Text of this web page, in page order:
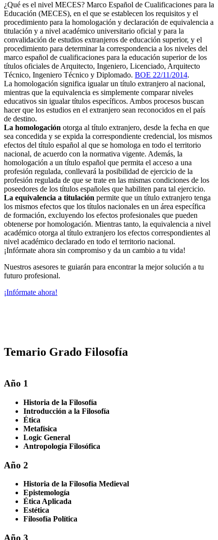
¿Qué es el nivel MECES? Marco Español de Cualificaciones para la
Educación (MECES), en el que se establecen los requisitos y el
procedimiento para la homologación y declaración de equivalencia a
titulación y a nivel académico universitario oficial y para la
convalidación de estudios extranjeros de educación superior, y el
procedimiento para determinar la correspondencia a los niveles del
marco español de cualificaciones para la educación superior de los
títulos oficiales de Arquitecto, Ingeniero, Licenciado, Arquitecto
Técnico, Ingeniero Técnico y Diplomado. BOE 22/11/2014.
La homologación significa igualar un título extranjero al nacional,
mientras que la equivalencia es simplemente comparar niveles
educativos sin igualar títulos específicos. Ambos procesos buscan
hacer que los estudios en el extranjero sean reconocidos en el país
de destino.
La homologación otorga al título extranjero, desde la fecha en que
sea concedida y se expida la correspondiente credencial, los mismos
efectos del título español al que se homologa en todo el territorio
nacional, de acuerdo con la normativa vigente. Además, la
homologación a un título español que permita el acceso a una
profesión regulada, conllevará la posibilidad de ejercicio de la
profesión regulada de que se trate en las mismas condiciones de los
poseedores de los títulos españoles que habiliten para tal ejercicio.
La equivalencia a titulación permite que un título extranjero tenga
los mismos efectos que los títulos nacionales en un área específica
de formación, excluyendo los efectos profesionales que pueden
obtenerse por homologación. Mientras tanto, la equivalencia a nivel
académico otorga al título extranjero los efectos correspondientes al
nivel académico declarado en todo el territorio nacional.
¡Infórmate ahora sin compromiso y da un cambio a tu vida!
Nuestros asesores te guiarán para encontrar la mejor solución a tu
futuro profesional.
¡Infórmate ahora!
Temario Grado Filosofía
Año 1
Historia de la Filosofía
Introducción a la Filosofía
Ética
Metafísica
Logic General
Antropología Filosófica
Año 2
Historia de la Filosofía Medieval
Epistemología
Ética Aplicada
Estética
Filosofía Política
Año 3